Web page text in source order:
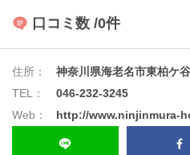
口コミ数 /0件
住所：
神奈川県海老名市東柏ケ
TEL：
046-232-3245
Web：
http://www.ninjinmura-